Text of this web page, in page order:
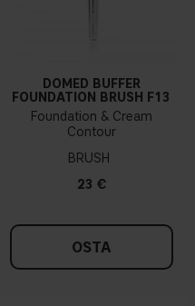
DOMED BUFFER
FOUNDATION BRUSH F13
Foundation & Cream
Contour
BRUSH
23 €
OSTA